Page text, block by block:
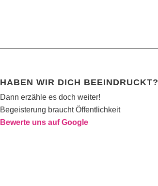
HABEN WIR DICH BEEINDRUCKT?
Dann erzähle es doch weiter!
Begeisterung braucht Öffentlichkeit
Bewerte uns auf Google